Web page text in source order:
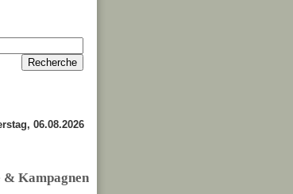
06.08.2026
Kampagnen